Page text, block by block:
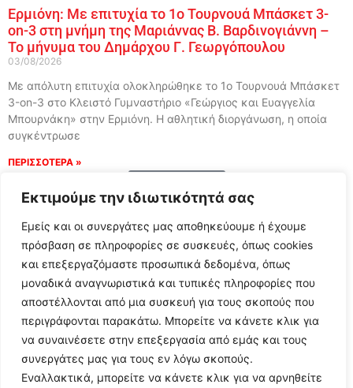
Εκτιμούμε την ιδιωτικότητά σας
Εμείς και οι συνεργάτες μας αποθηκεύουμε ή έχουμε
πρόσβαση σε πληροφορίες σε συσκευές, όπως cookies
και επεξεργαζόμαστε προσωπικά δεδομένα, όπως
μοναδικά αναγνωριστικά και τυπικές πληροφορίες που
αποστέλλονται από μια συσκευή για τους σκοπούς που
περιγράφονται παρακάτω. Μπορείτε να κάνετε κλικ για
να συναινέσετε στην επεξεργασία από εμάς και τους
συνεργάτες μας για τους εν λόγω σκοπούς.
Εναλλακτικά, μπορείτε να κάνετε κλικ για να αρνηθείτε
Ερμιόνη: Με επιτυχία το 1ο Τουρνουά Μπάσκετ 3-
on-3 στη μνήμη της Μαριάννας Β. Βαρδινογιάννη –
Το μήνυμα του Δημάρχου Γ. Γεωργόπουλου
03/08/2026
Με απόλυτη επιτυχία ολοκληρώθηκε το 1ο Τουρνουά Μπάσκετ
3-on-3 στο Κλειστό Γυμναστήριο «Γεώργιος και Ευαγγελία
Μπουρνάκη» στην Ερμιόνη. Η αθλητική διοργάνωση, η οποία
συγκέντρωσε
ΠΕΡΙΣΣΟΤΕΡΑ »